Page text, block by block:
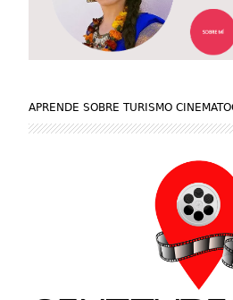
APRENDE SOBRE TURISMO